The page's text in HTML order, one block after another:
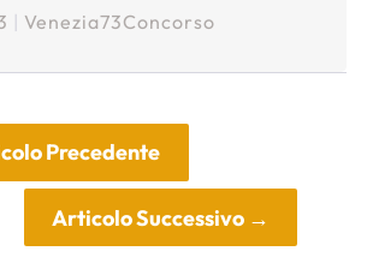
Venezia73Concorso
Precedente
Articolo Successivo→